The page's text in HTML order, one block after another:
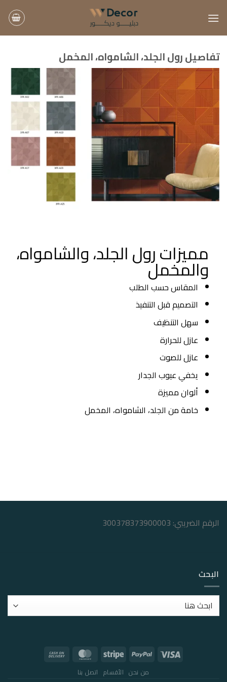
للمحتوى
تفاصيل رول الجلد، الشامواه، المخمل
مميزات رول الجلد، والشامواه،
والمخمل
المقاس حسب الطلب
⁠التصميم قبل التنفيذ
سهل التنظيف
⁠عازل للحرارة
⁠عازل للصوت
يخفي عيوب الجدار
⁠ألوان مميزة
خامة من الجلد، الشامواه، المخمل
الرقم الضريبي: 300378373900003
البحث
من نحن الأقسام اتصل بنا